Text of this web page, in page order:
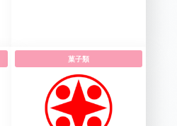
菓子類